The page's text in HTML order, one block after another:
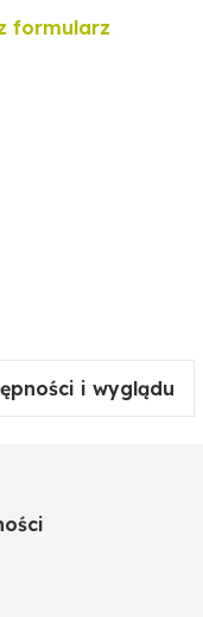
formularz
i wyglądu